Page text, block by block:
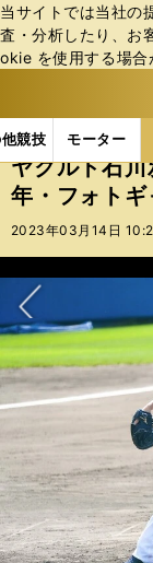
当サイトでは当社の
査・分析したり、お
okie を使⽤する場合
競技 モーター
b
ス
ポ
ル
バ
フォトギャ
ヤクルト石
年・フォト
2023年03月14日
次へ